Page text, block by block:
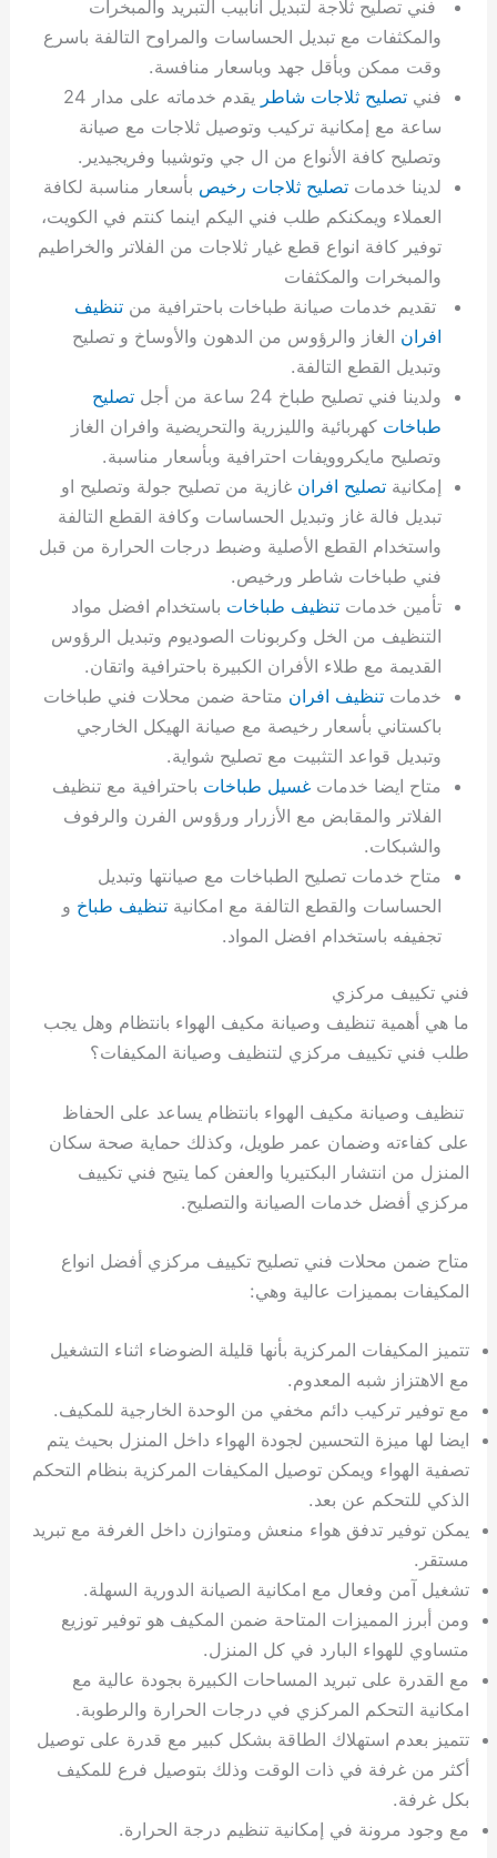
فني تصليح ثلاجة لتبديل أنابيب التبريد والمبخرات
والمكثفات مع تبديل الحساسات والمراوح التالفة باسرع
وقت ممكن وبأقل جهد وباسعار منافسة.
فني تصليح ثلاجات شاطر
يقدم خدماته على مدار 24
ساعة مع إمكانية تركيب وتوصيل ثلاجات مع صيانة
وتصليح كافة الأنواع من ال جي وتوشيبا وفريجيدير.
لدينا خدمات تصليح ثلاجات رخيص بأسعار مناسبة لكافة
العملاء ويمكنكم طلب فني اليكم اينما كنتم في الكويت،
توفير كافة انواع قطع غيار ثلاجات من الفلاتر والخراطيم
والمبخرات والمكثفات
تقديم خدمات صيانة طباخات باحترافية من تنظيف
افران الغاز والرؤوس من الدهون والأوساخ و تصليح
وتبديل القطع التالفة.
ولدينا فني تصليح طباخ 24 ساعة من أجل
تصليح
طباخات كهربائية والليزرية والتحريضية وافران الغاز
وتصليح مايكروويفات احترافية وبأسعار مناسبة.
إمكانية تصليح افران غازية من تصليح جولة وتصليح او
تبديل فالة غاز وتبديل الحساسات وكافة القطع التالفة
واستخدام القطع الأصلية وضبط درجات الحرارة من قبل
فني طباخات شاطر ورخيص.
تأمين خدمات تنظيف طباخات باستخدام افضل مواد
التنظيف من الخل وكربونات الصوديوم وتبديل الرؤوس
القديمة مع طلاء الأفران الكبيرة باحترافية واتقان.
خدمات تنظيف افران متاحة ضمن محلات فني طباخات
باكستاني بأسعار رخيصة مع صيانة الهيكل الخارجي
وتبديل قواعد التثبيت مع تصليح شواية.
متاح ايضا خدمات غسيل طباخات باحترافية مع تنظيف
الفلاتر والمقابض مع الأزرار ورؤوس الفرن والرفوف
والشبكات.
متاح خدمات تصليح الطباخات مع صيانتها وتبديل
الحساسات والقطع التالفة مع امكانية تنظيف طباخ و
تجفيفه باستخدام افضل المواد.
فني تكييف مركزي
ما هي أهمية تنظيف وصيانة مكيف الهواء بانتظام وهل يجب
طلب فني تكييف مركزي لتنظيف وصيانة المكيفات؟
تنظيف وصيانة مكيف الهواء بانتظام يساعد على الحفاظ
على كفاءته وضمان عمر طويل، وكذلك حماية صحة سكان
المنزل من انتشار البكتيريا والعفن كما يتيح فني تكييف
مركزي أفضل خدمات الصيانة والتصليح.
متاح ضمن محلات فني تصليح تكييف مركزي أفضل انواع
المكيفات بمميزات عالية وهي:
تتميز المكيفات المركزية بأنها قليلة الضوضاء اثناء التشغيل
مع الاهتزاز شبه المعدوم.
مع توفير تركيب دائم مخفي من الوحدة الخارجية للمكيف.
ايضا لها ميزة التحسين لجودة الهواء داخل المنزل بحيث يتم
تصفية الهواء ويمكن توصيل المكيفات المركزية بنظام التحكم
الذكي للتحكم عن بعد.
يمكن توفير تدفق هواء منعش ومتوازن داخل الغرفة مع تبريد
مستقر.
تشغيل آمن وفعال مع امكانية الصيانة الدورية السهلة.
ومن أبرز المميزات المتاحة ضمن المكيف هو توفير توزيع
متساوي للهواء البارد في كل المنزل.
مع القدرة على تبريد المساحات الكبيرة بجودة عالية مع
امكانية التحكم المركزي في درجات الحرارة والرطوبة.
تتميز بعدم استهلاك الطاقة بشكل كبير مع قدرة على توصيل
أكثر من غرفة في ذات الوقت وذلك بتوصيل فرع للمكيف
بكل غرفة.
مع وجود مرونة في إمكانية تنظيم درجة الحرارة.